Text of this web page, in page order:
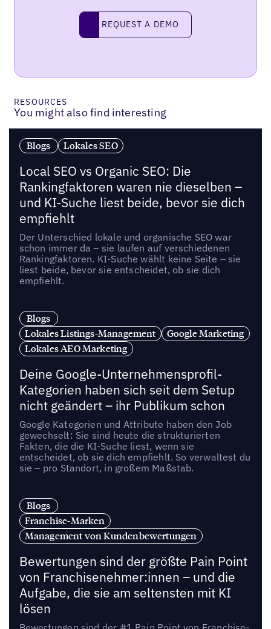
Request a demo
REQUEST A DEMO
RESOURCES
You might also find interesting
Blogs Lokales SEO
Local SEO vs Organic SEO: Die
Rankingfaktoren waren nie dieselben –
und KI-Suche liest beide, bevor sie dich
empfiehlt
Der Unterschied lokale und organische SEO war
schon immer da – sie laufen auf verschiedenen
Rankingfaktoren. KI-Suche wählt keine Seite – sie
liest beide, bevor sie entscheidet, ob sie dich
empfiehlt.
Blogs
Lokales Listings-Management
Google Marketing
Lokales AEO Marketing
Deine Google-Unternehmensprofil-
Kategorien haben sich seit dem Setup
nicht geändert – ihr Publikum schon
Google Kategorien und Attribute haben den Job
gewechselt: Sie sind heute die strukturierten
Fakten, die die KI-Suche liest, wenn sie
entscheidet, ob sie dich empfiehlt. So verwaltest du
sie – pro Standort, in großem Maßstab.
Blogs
Franchise-Marken
Management von Kundenbewertungen
Bewertungen sind der größte Pain Point
von Franchisenehmer:innen – und die
Aufgabe, die sie am seltensten mit KI
lösen